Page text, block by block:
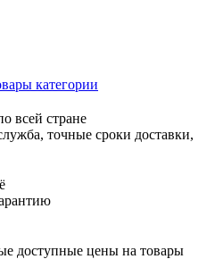
категории
всей стране
точные сроки доставки,
доступные цены на товары